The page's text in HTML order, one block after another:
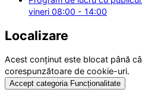
vineri 08:00 - 14:00
Localizare
Acest conținut este blocat până
corespunzătoare de cookie-uri.
Accept categoria Funcționalitate